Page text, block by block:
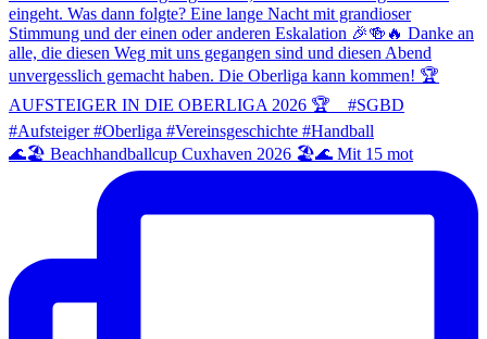
🌊🏖️ Beachhandballcup Cuxhaven 2026 🏖️🌊 Mit 15 mot